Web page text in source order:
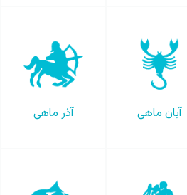
آبان ماهی آذر ماهی